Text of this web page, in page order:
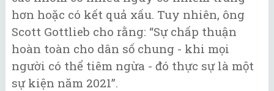
hơn hoặc có kết quả xấu. Tuy nhiên, ông
Scott Gottlieb cho rằng: “Sự chấp thuận
hoàn toàn cho dân số chung - khi mọi
người có thể tiêm ngừa - đó thực sự là một
sự kiện năm 2021”.